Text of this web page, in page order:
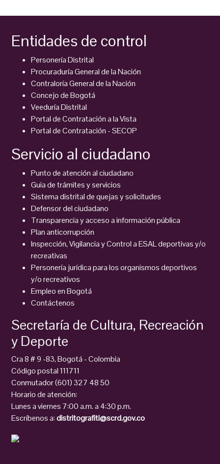
Entidades de control
Personería Distrital
Procuraduría General de la Nación
Contraloría General de la Nación
Concejo de Bogotá
Veeduría Distrital
Portal de Contratación a la Vista
Portal de Contratación - SECOP
Servicio al ciudadano
Punto de atención al ciudadano
Guia de trámites y servicios
Sistema distrital de quejas y solicitudes
Defensor del ciudadano
Transparencia y acceso a información pública
Plan anticorrupción
Inspección, Vigilancia y Control a ESAL deportivas y/o
recreativas
Personería jurídica para los organismos deportivos
y/o recreativos
Empleo en Bogotá
Contáctenos
Secretaría de Cultura, Recreación
y Deporte
Cra 8 # 9 -83, Bogotá - Colombia
Código postal 111711
Conmutador (601) 327 48 50
Horario de atención:
Lunes a viernes 7:00 a.m. a 4:30 p.m.
Escríbenos a:distritografiti@scrd.gov.co